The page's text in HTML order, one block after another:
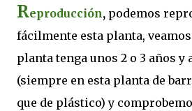
Reproducción, podemos
fácilmente esta planta,
planta tenga unos 2 o 3 años y
(siempre en esta planta de
que de plástico) y